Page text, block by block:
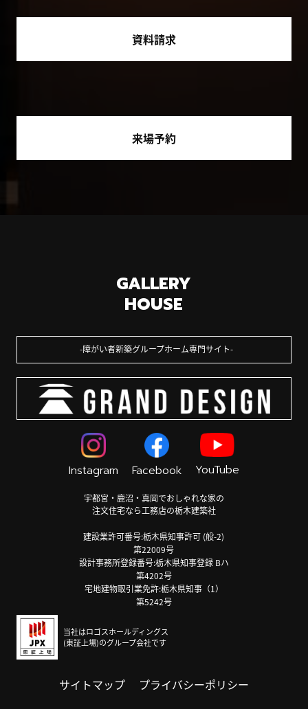
資料請求
来場予約
GALLERY
HOUSE
障がい者新築グループホーム専門サイト
Instagram Facebook YouTube
宇都宮・鹿沼・真岡でおしゃれな家の
注文住宅なら工務店の栃木建築社
建設業許可番号:栃木県知事許可 (般-2)
第22009号
設計事務所登録番号:栃木県知事登録 Bハ
第4202号
宅地建物取引業免許:栃木県知事（1）
第5242号
当社はロゴスホールディングス
(東証上場)のグループ会社です
サイトマップ プライバシーポリシー